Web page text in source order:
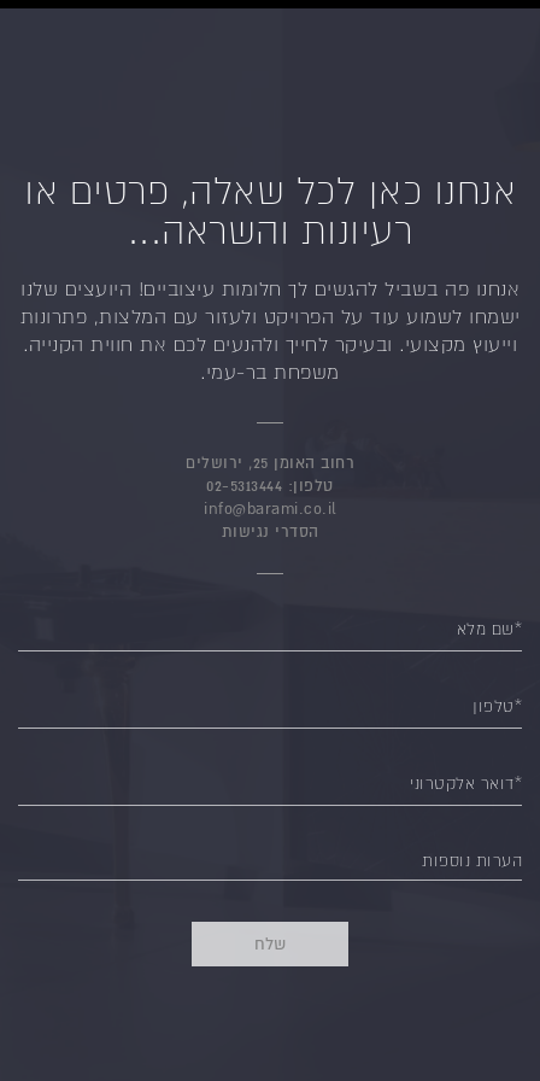
אנחנו כאן לכל שאלה, פרטים או
רעיונות והשראה...
אנחנו פה בשביל להגשים לך חלומות עיצוביים! היועצים שלנו
ישמחו לשמוע עוד על הפרויקט ולעזור עם המלצות, פתרונות
וייעוץ מקצועי. ובעיקר לחייך ולהנעים לכם את חווית הקנייה.
משפחת בר-עמי.
רחוב האומן 25, ירושלים
טלפון: 02-5313444
info@barami.co.il
הסדרי נגישות
*שם מלא
*טלפון
*דואר אלקטרוני
הערות נוספות
שלח